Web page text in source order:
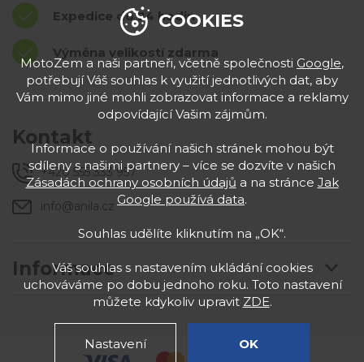
Expedice do 24 hodin
Výměna velikostí zdarma
Informace
Kontakt
+420 555 333 957
info@anila.cz
COOKIES
MotoZem a naši partneři, včetně společnosti Google,
potřebují Váš souhlas k využití jednotlivých dat, aby
Vám mimo jiné mohli zobrazovat informace a reklamy
odpovídající Vašim zájmům.
Informace o používání našich stránek mohou být
sdíleny s našimi partnery – více se dozvíte v našich
Zásadách ochrany osobních údajů a na stránce Jak
Google používá data.
Souhlas udělíte kliknutím na „OK“.
Váš souhlas s nastavením ukládání cookies
uchováváme po dobu jednoho roku. Toto nastavení
můžete kdykoliv upravit ZDE.
Nastavení OK